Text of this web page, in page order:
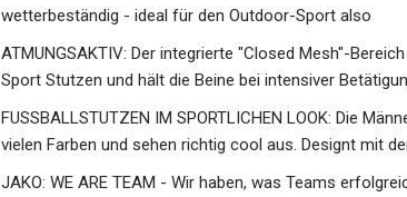
wetterbeständig - ideal für den Outdoor-Sport also
ATMUNGSAKTIV: Der integrierte "Closed Mesh"-
den Sport Stutzen und hält die Beine bei intensiver
FUSSBALLSTUTZEN IM SPORTLICHEN LOOK: Die
vielen Farben und sehen richtig cool aus. Designt mit
JAKO: WE ARE TEAM - Wir haben, was Teams